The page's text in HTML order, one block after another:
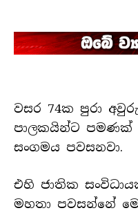
වසර 74ක පුරා
පාලකයින්ට පමණක්
සංගමය පවසනවා.
එහි ජාතික
මහතා පවසන්නේ